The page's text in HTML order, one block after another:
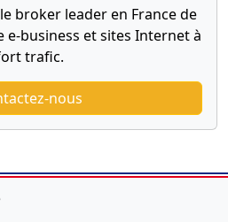
broker leader en France de
e-business et sites Internet à
trafic.
nous